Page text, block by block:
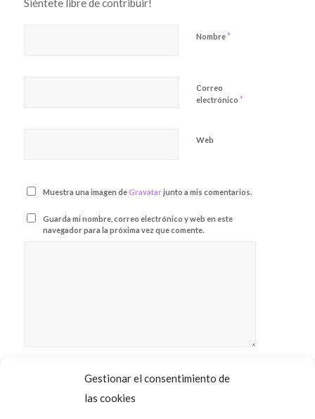
Gestionar el consentimiento de
las cookies
Siéntete libre de contribuir!
Nombre*
Correo
electrónico *
Web
Muestra una imagen deGravatarjunto a mis comentarios.
Guarda mi nombre, correo electrónico y web en este
navegador para la próxima vez que comente.